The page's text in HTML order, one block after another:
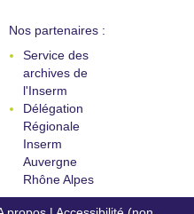
Nos partenaires :
Service des
archives de
l'Inserm
Délégation
Régionale
Inserm
Auvergne
Rhône Alpes